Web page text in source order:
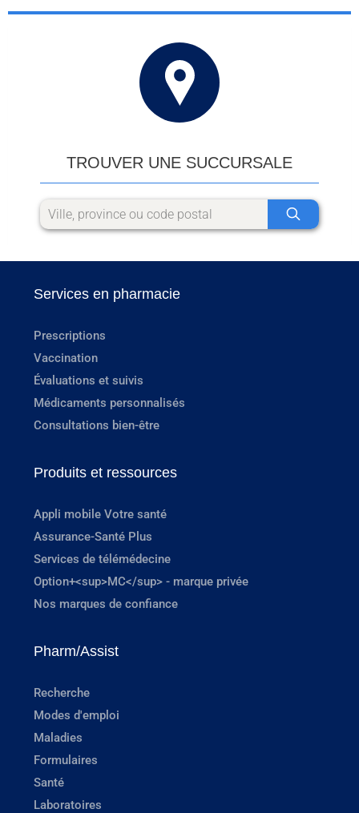
TROUVER UNE SUCCURSALE
Services en pharmacie
Prescriptions
Vaccination
Évaluations et suivis
Médicaments personnalisés
Consultations bien-être
Produits et ressources
Appli mobile Votre santé
Assurance-Santé Plus
Services de télémédecine
Option+<sup>MC</sup> - marque privée
Nos marques de confiance
Pharm/Assist
Recherche
Modes d'emploi
Maladies
Formulaires
Santé
Laboratoires